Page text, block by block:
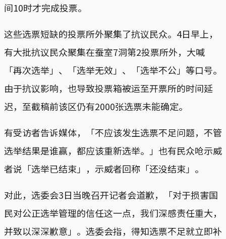
间10时才完成投票。
这些选票短缺的投票所外聚集了抗议民众。4日早上，
有大批抗议民众聚集在蚕室7洞第2投票所外，大喊
「再次选举」、「选举无效」、「选举不公」等口号。
由于抗议影响，也导致投票箱被运至开票所的时间延
迟，至截稿前该区仍有2000张选票未能确定。
有受访者告诉媒体，「不应该发生选票不足问题，不管
选举结果是谁赢，都应该重新选举。」也有民众呛示威
者说「选举已结束」，示威者回称「还没结束」。
对此，选委会3日当晚召开记者会道歉，「对于损害国
民对公正选举管理的信任这一点，我们深感责任重大，
并致以深深歉意」。选委会指，得知选票不足就立即补